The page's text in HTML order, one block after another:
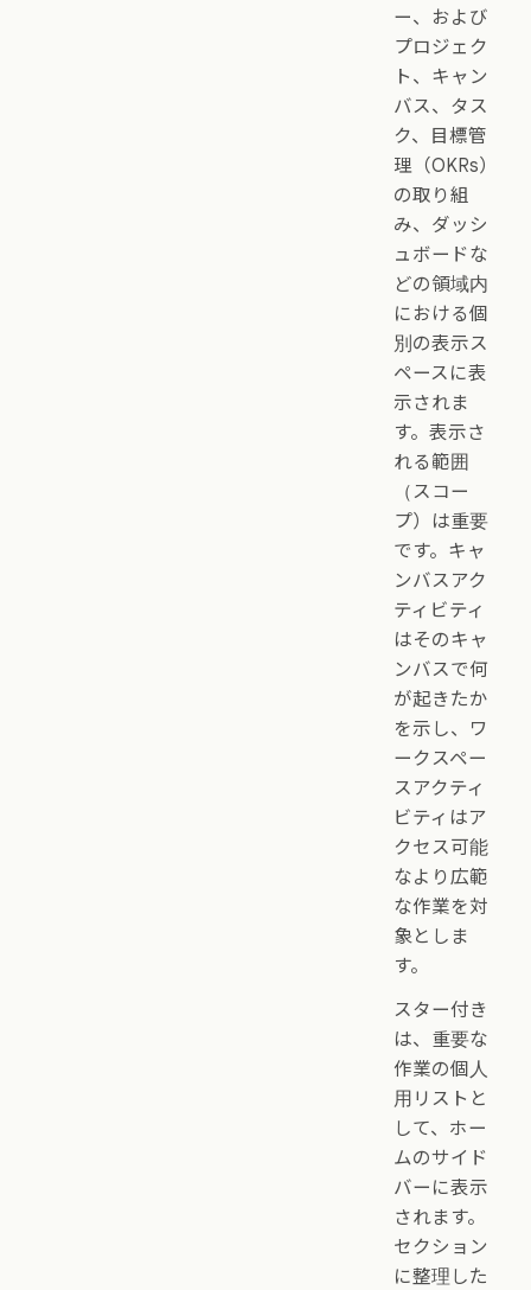
ー、および
プロジェク
ト、キャン
バス、タス
ク、目標管
理（OKRs）
の取り組
み、ダッシ
ュボードな
どの領域内
における個
別の表示ス
ペースに表
示されま
す。表示さ
れる範囲
（スコー
プ）は重要
です。キャ
ンバスアク
ティビティ
はそのキャ
ンバスで何
が起きたか
を示し、ワ
ークスペー
スアクティ
ビティはア
クセス可能
なより広範
な作業を対
象としま
す。
スター付き
は、重要な
作業の個人
用リストと
して、ホー
ムのサイド
バーに表示
されます。
セクション
に整理した